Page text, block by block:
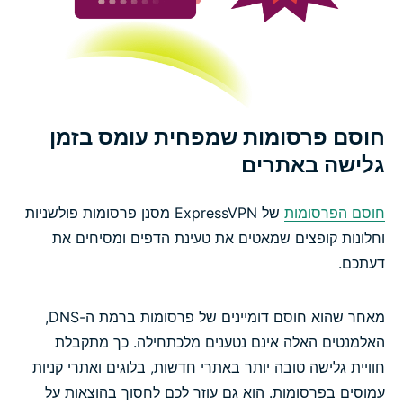
חוסם פרסומות שמפחית עומס בזמן
גלישה באתרים
חוסם הפרסומות
של ExpressVPN מסנן פרסומות פולשניות
וחלונות קופצים שמאטים את טעינת הדפים ומסיחים את
דעתכם.
מאחר שהוא חוסם דומיינים של פרסומות ברמת ה-DNS,
האלמנטים האלה אינם נטענים מלכתחילה. כך מתקבלת
חוויית גלישה טובה יותר באתרי חדשות, בלוגים ואתרי קניות
עמוסים בפרסומות. הוא גם עוזר לכם לחסוך בהוצאות על